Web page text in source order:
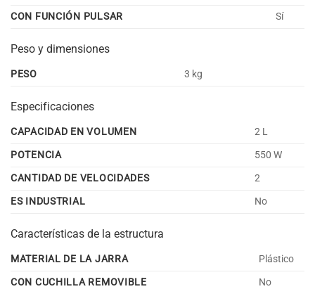
CON FUNCIÓN PULSAR Sí
Peso y dimensiones
PESO 3 kg
Especificaciones
CAPACIDAD EN VOLUMEN
2 L
POTENCIA
550 W
CANTIDAD DE VELOCIDADES
2
ES INDUSTRIAL
No
Características de la estructura
MATERIAL DE LA JARRA
Plástico
CON CUCHILLA REMOVIBLE
No